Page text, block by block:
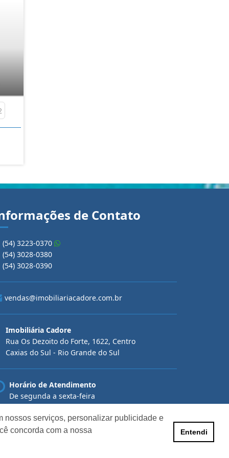
nossos serviços, personalizar publicidade e
concorda com a nossa
Entendi
de Contato
(54) 3223-0370
(54) 3028-0380
(54) 3028-0390
vendas@imobiliariacadore.com.br
Imobiliária Cadore
Rua Os Dezoito do Forte, 1622, Centro
Caxias do Sul - Rio Grande do Sul
Horário de Atendimento
De segunda a sexta-feira
Das 08:30 às 12:00 e das 13:30 às 18:00